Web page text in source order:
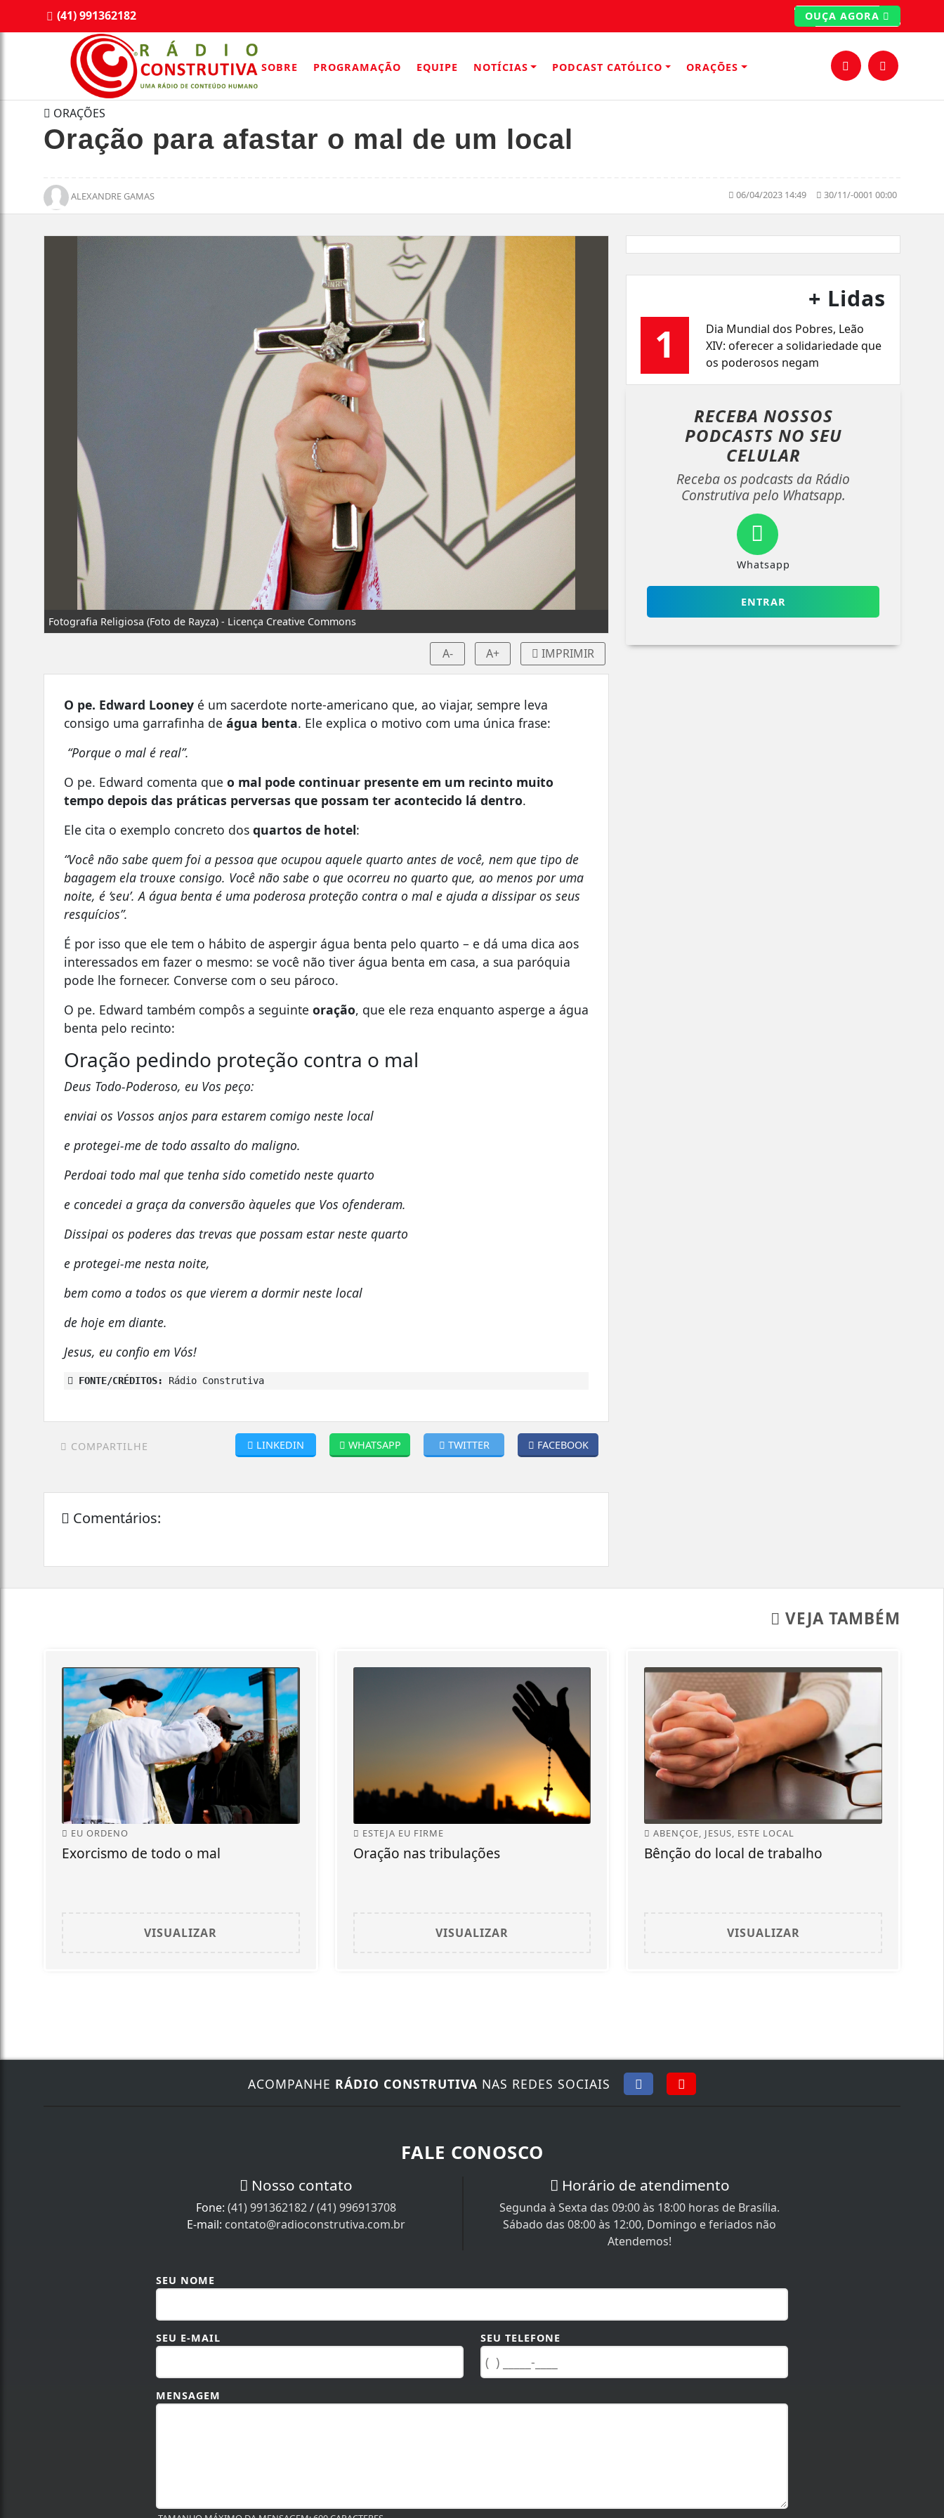
(41) 991362182 OUÇA AGORA
SOBRE PROGRAMAÇÃO EQUIPE NOTÍCIAS PODCAST CATÓLICO ORAÇÕES
ORAÇÕES
Oração para afastar o mal de um local
ALEXANDRE GAMAS 06/04/2023 14:49 30/11/-0001 00:00
Fotografia Religiosa (Foto de Rayza) - Licença Creative Commons
A- A+ IMPRIMIR
O pe. Edward Looney é um sacerdote norte-americano que, ao viajar, sempre leva
consigo uma garrafinha deágua benta. Ele explica o motivo com uma única frase:
“Porque o mal é real”.
O pe. Edward comenta queo mal pode continuar presente em um recinto muito
tempo depois das práticas perversas que possam ter acontecido lá dentro.
Ele cita o exemplo concreto dosquartos de hotel:
“Você não sabe quem foi a pessoa que ocupou aquele quarto antes de você, nem que tipo de
bagagem ela trouxe consigo. Você não sabe o que ocorreu no quarto que, ao menos por uma
noite, é ‘seu’. A água benta é uma poderosa proteção contra o mal e ajuda a dissipar os seus
resquícios”.
É por isso que ele tem o hábito de aspergir água benta pelo quarto – e dá uma dica aos
interessados em fazer o mesmo: se você não tiver água benta em casa, a sua paróquia
pode lhe fornecer. Converse com o seu pároco.
O pe. Edward também compôs a seguinteoração, que ele reza enquanto asperge a água
benta pelo recinto:
Oração pedindo proteção contra o mal
Deus Todo-Poderoso, eu Vos peço:
enviai os Vossos anjos para estarem comigo neste local
e protegei-me de todo assalto do maligno.
Perdoai todo mal que tenha sido cometido neste quarto
e concedei a graça da conversão àqueles que Vos ofenderam.
Dissipai os poderes das trevas que possam estar neste quarto
e protegei-me nesta noite,
bem como a todos os que vierem a dormir neste local
de hoje em diante.
Jesus, eu confio em Vós!
FONTE/CRÉDITOS: Rádio Construtiva
COMPARTILHE FACEBOOK
TWITTER
WHATSAPP
LINKEDIN
Comentários:
+ Lidas
1
Dia Mundial dos Pobres, Leão
XIV: oferecer a solidariedade que
os poderosos negam
RECEBA NOSSOS
PODCASTS NO SEU
CELULAR
Receba os podcasts da Rádio
Construtiva pelo Whatsapp.
Whatsapp
ENTRAR
VEJA TAMBÉM
EU ORDENO
Exorcismo de todo o mal
VISUALIZAR
ESTEJA EU FIRME
Oração nas tribulações
VISUALIZAR
ABENÇOE, JESUS, ESTE LOCAL
Bênção do local de trabalho
VISUALIZAR
ACOMPANHE RÁDIO CONSTRUTIVA NAS REDES SOCIAIS
FALE CONOSCO
Nosso contato
Fone: (41) 991362182/(41) 996913708
E-mail: contato@radioconstrutiva.com.br
Horário de atendimento
Segunda à Sexta das 09:00 às 18:00 horas de Brasília.
Sábado das 08:00 às 12:00, Domingo e feriados não
Atendemos!
SEU NOME
SEU E-MAIL SEU TELEFONE
MENSAGEM